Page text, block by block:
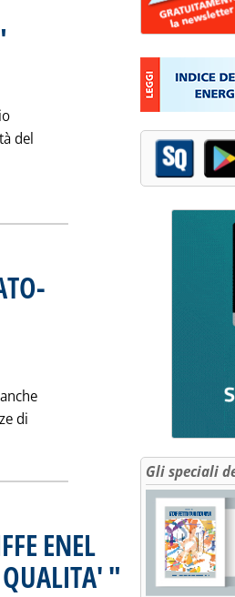
. Pubblicata martedì 25 novembre 1997 alle 0.0.
del
di
la notizia: 'ECCEDENZE: GIOVEDI'
ENEL
" . Pubblicata venerdì 21
Gli speciali